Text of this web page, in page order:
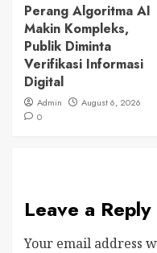
Perang Algoritma AI
Makin Kompleks,
Publik Diminta
Verifikasi Informasi
Digital
Admin
August 6, 2026
0
Leave a Reply
Your email address